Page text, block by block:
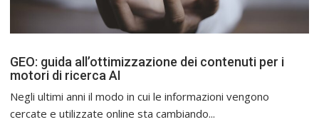
GEO: guida all’ottimizzazione dei contenuti per i
motori di ricerca AI
Negli ultimi anni il modo in cui le informazioni vengono
cercate e utilizzate online sta cambiando...